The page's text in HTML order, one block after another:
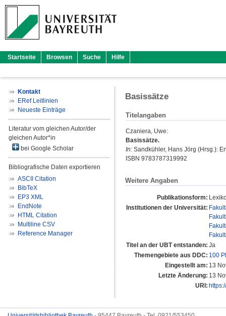
Startseite Browsen Suche Hilfe
Kontakt
ERef Leitlinien
Neueste Einträge
Literatur vom gleichen Autor/der
gleichen Autor*in
bei Google Scholar
Bibliografische Daten exportieren
ASCII Citation
BibTeX
EP3 XML
EndNote
HTML Citation
Multiline CSV
Reference Manager
Basissätze
Titelangaben
Czaniera, Uwe:
Basissätze.
In: Sandkühler, Hans Jörg (Hrsg.):
ISBN 9783787319992
Weitere Angaben
Publikationsform:
Institutionen der Universität:
Titel an der UBT entstanden: Ja
Themengebiete aus DDC: 100
Eingestellt am: 13
Letzte Änderung: 13
URI: